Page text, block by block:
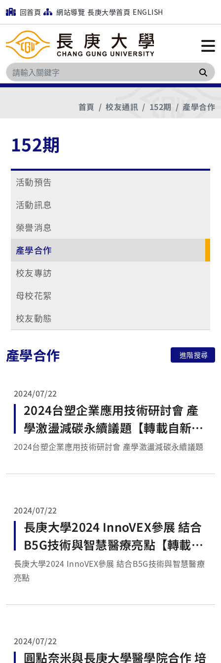
回首頁 網站導覽 長庚大學首頁 ENGLISH
搜
首頁 校友通訊 152期 產學合作
152期
活動預告
活動訊息
榮譽消息
產學合作
校友專訪
母校花絮
校友動態
產學合作 進階搜尋
2024/07/22
2024台塑企業應用技術研討會 產
學激盪減碳永續議題【轉載自新聞
專區】
2024台塑企業應用技術研討會 產學激盪減碳永續議題
2024/07/22
長庚大學2024 InnoVEX參展 結合
B5G技術與智慧醫療亮點【轉載自
新聞專區】
長庚大學2024 InnoVEX參展 結合B5G技術與智慧醫療
亮點
2024/07/22
圓點奈米與長庚大學醫學院合作 培